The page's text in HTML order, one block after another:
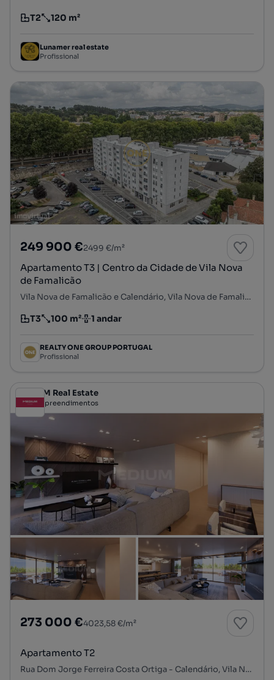
Tipologia
T2
Preço por metro quadrado
120 m²
Lunamer real estate
Profissional
249 900 €2499 €/m²
Apartamento T3 | Centro da Cidade de Vila Nova
de Famalicão
Vila Nova de Famalicão e Calendário, Vila Nova de Famalicão, Braga
Tipologia
T3
Preço por metro quadrado
100 m²
Andar 1 andar
REALTY ONE GROUP PORTUGAL
Profissional
MEDIUM Real Estate
Empreendimentos
273 000 €4023,58 €/m²
Apartamento T2
Rua Dom Jorge Ferreira Costa Ortiga - Calendário, Vila Nova de Famalicão e Calendário, Vila Nova de Famalicão, Braga